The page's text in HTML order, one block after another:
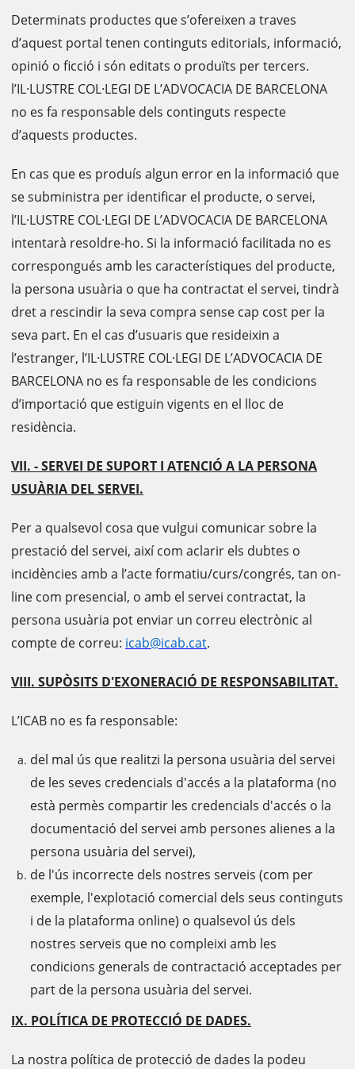
Determinats productes que s’ofereixen a traves
d’aquest portal tenen continguts editorials, informació,
opinió o ficció i són editats o produïts per tercers.
l’IL·LUSTRE COL·LEGI DE L’ADVOCACIA DE BARCELONA
no es fa responsable dels continguts respecte
d’aquests productes.
En cas que es produís algun error en la informació que
se subministra per identificar el producte, o servei,
l’IL·LUSTRE COL·LEGI DE L’ADVOCACIA DE BARCELONA
intentarà resoldre-ho. Si la informació facilitada no es
correspongués amb les característiques del producte,
la persona usuària o que ha contractat el servei, tindrà
dret a rescindir la seva compra sense cap cost per la
seva part. En el cas d’usuaris que resideixin a
l’estranger, l’IL·LUSTRE COL·LEGI DE L’ADVOCACIA DE
BARCELONA no es fa responsable de les condicions
d’importació que estiguin vigents en el lloc de
residència.
VII. - SERVEI DE SUPORT I ATENCIÓ A LA PERSONA
USUÀRIA DEL SERVEI.
Per a qualsevol cosa que vulgui comunicar sobre la
prestació del servei, així com aclarir els dubtes o
incidències amb a l’acte formatiu/curs/congrés, tan on-
line com presencial, o amb el servei contractat, la
persona usuària pot enviar un correu electrònic al
compte de correu: icab@icab.cat.
VIII. SUPÒSITS D'EXONERACIÓ DE RESPONSABILITAT.
L’ICAB no es fa responsable:
del mal ús que realitzi la persona usuària del servei
de les seves credencials d'accés a la plataforma (no
està permès compartir les credencials d'accés o la
documentació del servei amb persones alienes a la
persona usuària del servei),
de l'ús incorrecte dels nostres serveis (com per
exemple, l'explotació comercial dels seus continguts
i de la plataforma online) o qualsevol ús dels
nostres serveis que no compleixi amb les
condicions generals de contractació acceptades per
part de la persona usuària del servei.
IX. POLÍTICA DE PROTECCIÓ DE DADES.
La nostra política de protecció de dades la podeu